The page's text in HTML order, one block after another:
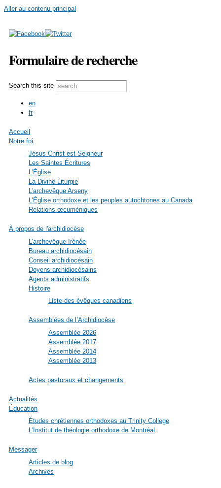
Aller au contenu principal
Formulaire de recherche
Search this site
en
fr
Accueil
Notre foi
Jésus Christ est Seigneur
Les Saintes Écritures
L'Église
La Divine Liturgie
L'archevêque Arseny
L’Église orthodoxe et les peuples autochtones au Canada
Relations œcuméniques
À propos de l'archidiocèse
L'archevêque Irénée
Bureau archidiocésain
Conseil archidiocésain
Doyens archidiocésains
Agents administratifs
Histoire
Liste des évêques canadiens
Assemblées de l’Archidiocèse
Assemblée 2026
Assemblée 2017
Assemblée 2014
Assemblée 2013
Actes pastoraux et changements
Actualités
Éducation
Études chrétiennes orthodoxes au Trinity College
L'Institut de théologie orthodoxe de Montréal
Messager
Articles de blog
Archives